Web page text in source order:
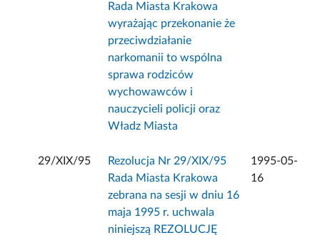
Rada Miasta Krakowa
wyrażając przekonanie że
przeciwdziałanie
narkomanii to wspólna
sprawa rodziców
wychowawców i
nauczycieli policji oraz
Władz Miasta
29/XIX/95
Rezolucja Nr 29/XIX/95
Rada Miasta Krakowa
zebrana na sesji w dniu 16
maja 1995 r. uchwala
niniejszą REZOLUCJĘ
1995-05-
16